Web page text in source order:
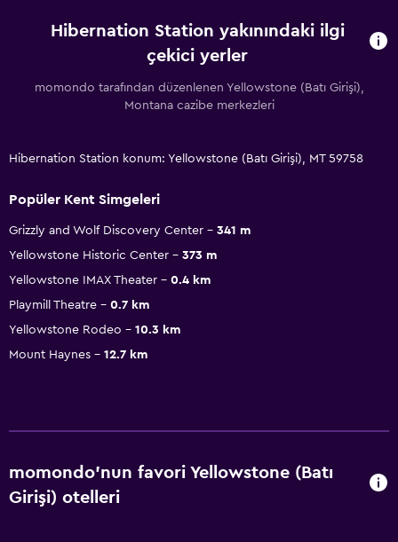
Hibernation Station yakınındaki ilgi
çekici yerler
momondo tarafından düzenlenen Yellowstone (Batı Girişi),
Montana cazibe merkezleri
Hibernation Station konum: Yellowstone (Batı Girişi), MT 59758
Popüler Kent Simgeleri
Grizzly and Wolf Discovery Center
341 m
Yellowstone Historic Center
373 m
Yellowstone IMAX Theater
0.4 km
Playmill Theatre
0.7 km
Yellowstone Rodeo
10.3 km
Mount Haynes
12.7 km
momondo'nun favori Yellowstone (Batı
Girişi) otelleri